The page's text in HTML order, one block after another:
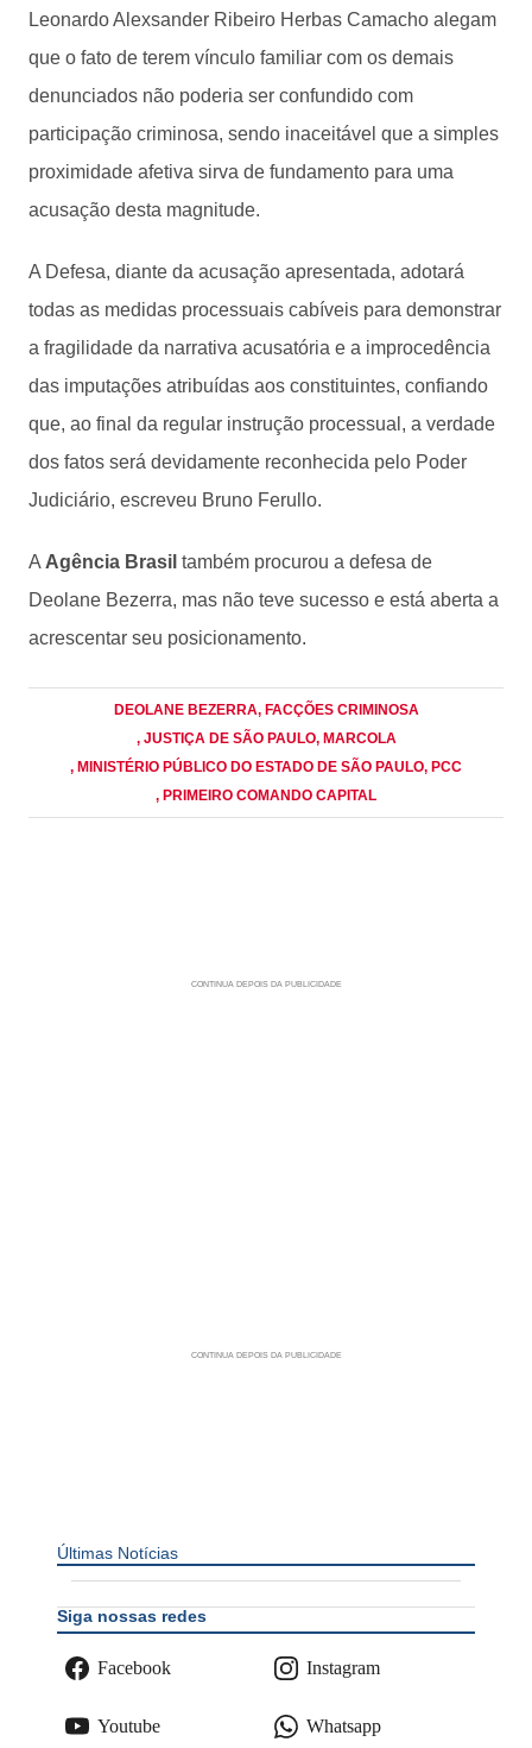
Leonardo Alexsander Ribeiro Herbas Camacho alegam
que o fato de terem vínculo familiar com os demais
denunciados não poderia ser confundido com
participação criminosa, sendo inaceitável que a simples
proximidade afetiva sirva de fundamento para uma
acusação desta magnitude.
A Defesa, diante da acusação apresentada, adotará
todas as medidas processuais cabíveis para demonstrar
a fragilidade da narrativa acusatória e a improcedência
das imputações atribuídas aos constituintes, confiando
que, ao final da regular instrução processual, a verdade
dos fatos será devidamente reconhecida pelo Poder
Judiciário, escreveu Bruno Ferullo.
A Agência Brasil também procurou a defesa de
Deolane Bezerra, mas não teve sucesso e está aberta a
acrescentar seu posicionamento.
DEOLANE BEZERRA, FACÇÕES CRIMINOSA
, JUSTIÇA DE SÃO PAULO, MARCOLA
, MINISTÉRIO PÚBLICO DO ESTADO DE SÃO PAULO, PCC
, PRIMEIRO COMANDO CAPITAL
Últimas Notícias
Siga nossas redes
Facebook Instagram
Youtube Whatsapp